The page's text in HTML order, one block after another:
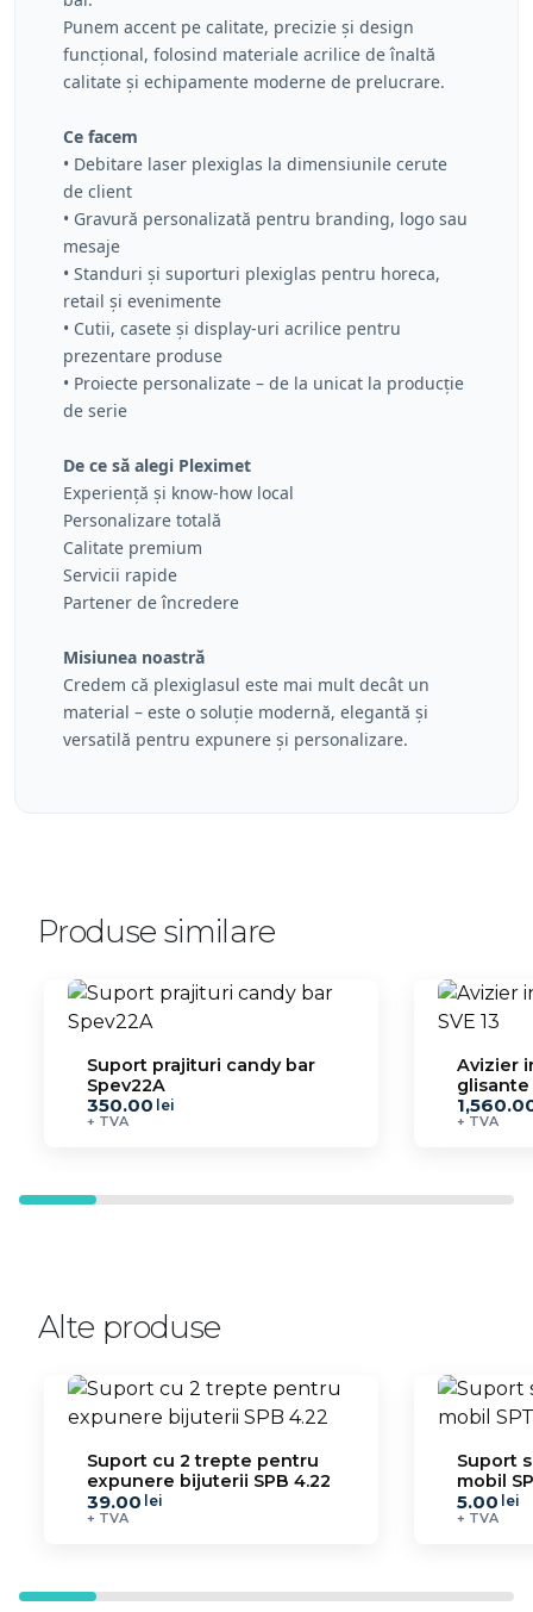
Punem accent pe calitate, precizie și design
funcțional, folosind materiale acrilice de înaltă
calitate și echipamente moderne de prelucrare.
Ce facem
• Debitare laser plexiglas la dimensiunile cerute
de client
• Gravură personalizată pentru branding, logo sau
mesaje
• Standuri și suporturi plexiglas pentru horeca,
retail și evenimente
• Cutii, casete și display-uri acrilice pentru
prezentare produse
• Proiecte personalizate – de la unicat la producție
de serie
De ce să alegi Pleximet
Experiență și know-how local
Personalizare totală
Calitate premium
Servicii rapide
Partener de încredere
Misiunea noastră
Credem că plexiglasul este mai mult decât un
material – este o soluție modernă, elegantă și
versatilă pentru expunere și personalizare.
Produse similare
Suport prajituri candy bar
Spev22A
350.00 lei
+ TVA
Avizier
glisante
+ TVA
Alte produse
Suport cu 2 trepte pentru
expunere bijuterii SPB 4.22
39.00 lei
+ TVA
Suport
mobil
5.00 lei
+ TVA